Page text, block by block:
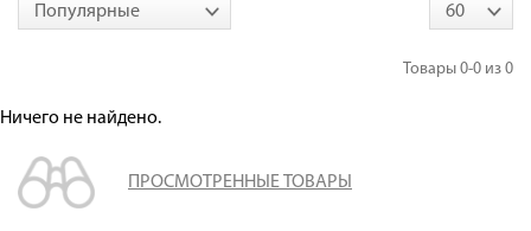
Калькулятор
Оплата
Доставка
Сотрудничество
Популярные 60
Товары 0-0 из 0
Ничего не найдено.
ПРОСМОТРЕННЫЕ ТОВАРЫ